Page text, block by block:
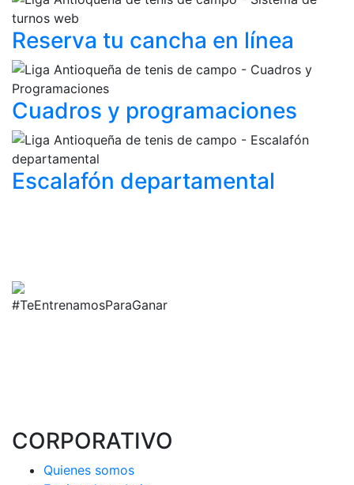
Reserva tu cancha en línea
Cuadros y programaciones
Escalafón departamental
#TeEntrenamosParaGanar
CORPORATIVO
Quienes somos